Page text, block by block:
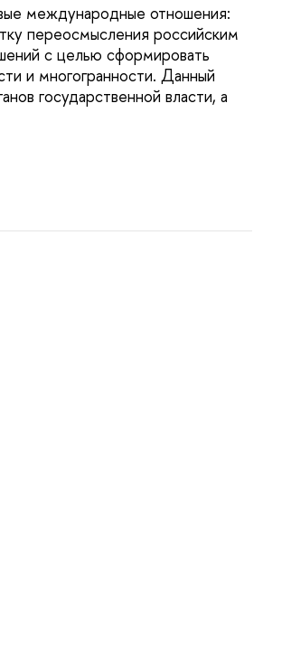
международные отношения:
переосмысления российским
с целью сформировать
и многогранности. Данный
государственной власти, а